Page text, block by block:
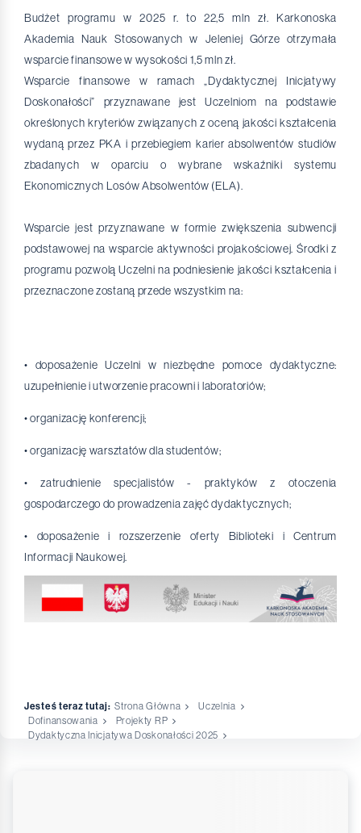
Budżet programu w 2025 r. to 22,5 mln zł. Karkonoska
Akademia Nauk Stosowanych w Jeleniej Górze otrzymała
wsparcie finansowe w wysokości 1,5 mln zł.
Wsparcie finansowe w ramach „Dydaktycznej Inicjatywy
Doskonałości” przyznawane jest Uczelniom na podstawie
określonych kryteriów związanych z oceną jakości kształcenia
wydaną przez PKA i przebiegiem karier absolwentów studiów
zbadanych w oparciu o wybrane wskaźniki systemu
Ekonomicznych Losów Absolwentów (ELA).
Wsparcie jest przyznawane w formie zwiększenia subwencji
podstawowej na wsparcie aktywności projakościowej. Środki z
programu pozwolą Uczelni na podniesienie jakości kształcenia i
przeznaczone zostaną przede wszystkim na:
• doposażenie Uczelni w niezbędne pomoce dydaktyczne:
uzupełnienie i utworzenie pracowni i laboratoriów;
• organizację konferencji;
• organizację warsztatów dla studentów;
• zatrudnienie specjalistów - praktyków z otoczenia
gospodarczego do prowadzenia zajęć dydaktycznych;
• doposażenie i rozszerzenie oferty Biblioteki i Centrum
Informacji Naukowej.
Jesteś teraz tutaj: Strona Główna
Uczelnia
Dofinansowania
Projekty RP
Dydaktyczna Inicjatywa Doskonałości 2025